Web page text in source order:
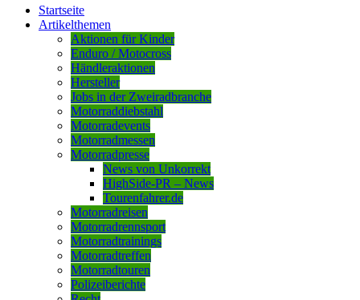
Startseite
Artikelthemen
Aktionen für Kinder
Enduro / Motocross
Händleraktionen
Hersteller
Jobs in der Zweiradbranche
Motorraddiebstahl
Motorradevents
Motorradmessen
Motorradpresse
News von Unkorrekt
HighSide-PR – News
Tourenfahrer.de
Motorradreisen
Motorradrennsport
Motorradtrainings
Motorradtreffen
Motorradtouren
Polizeiberichte